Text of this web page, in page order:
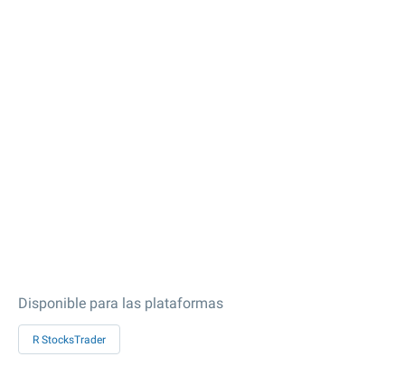
Disponible para las plataformas
R StocksTrader